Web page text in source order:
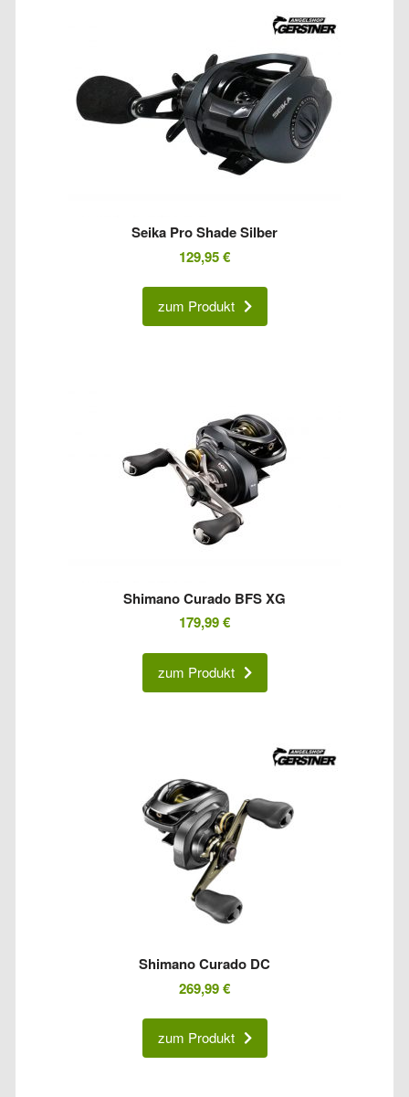
Seika Pro Shade Silber
129,95€
zum Produkt
Shimano Curado BFS XG
179,99€
zum Produkt
Shimano Curado DC
269,99€
zum Produkt